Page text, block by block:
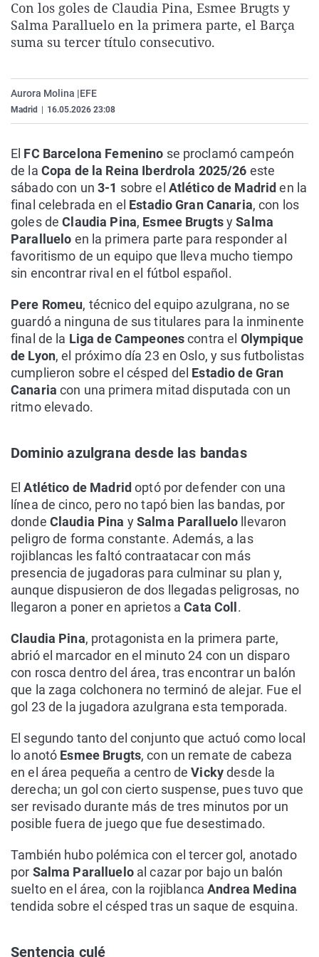
La rosa de los vientos
Gente viajera
Caso
Retornados
Extremadura
Galicia
Virales
Televisión
Con los goles de Claudia Pina, Esmee Brugts y
Salma Paralluelo en la primera parte, el Barça
suma su tercer título consecutivo.
Aurora Molina |EFE
Madrid 16.05.2026 23:08
El FC Barcelona Femenino se proclamó campeón
de la Copa de la Reina Iberdrola 2025/26 este
sábado con un 3-1 sobre el Atlético de Madrid en la
final celebrada en el Estadio Gran Canaria, con los
goles deClaudia Pina, Esmee BrugtsySalma
Paralluelo en la primera parte para responder al
favoritismo de un equipo que lleva mucho tiempo
sin encontrar rival en el fútbol español.
Pere Romeu, técnico del equipo azulgrana, no se
guardó a ninguna de sus titulares para la inminente
final de la Liga de Campeonescontra el Olympique
de Lyon, el próximo día 23 en Oslo, y sus futbolistas
cumplieron sobre el césped del Estadio de Gran
Canaria con una primera mitad disputada con un
ritmo elevado.
Dominio azulgrana desde las bandas
ElAtlético de Madrid optó por defender con una
línea de cinco, pero no tapó bien las bandas, por
donde Claudia Pina ySalma Paralluelo llevaron
peligro de forma constante. Además, a las
rojiblancas les faltó contraatacar con más
presencia de jugadoras para culminar su plan y,
aunque dispusieron de dos llegadas peligrosas, no
llegaron a poner en aprietos aCata Coll .
Claudia Pina, protagonista en la primera parte,
abrió el marcador en el minuto 24 con un disparo
con rosca dentro del área, tras encontrar un balón
que la zaga colchonera no terminó de alejar. Fue el
gol 23 de la jugadora azulgrana esta temporada.
El segundo tanto del conjunto que actuó como local
lo anotó Esmee Brugts, con un remate de cabeza
en el área pequeña a centro deVickydesde la
derecha; un gol con cierto suspense, pues tuvo que
ser revisado durante más de tres minutos por un
posible fuera de juego que fue desestimado.
También hubo polémica con el tercer gol, anotado
por Salma Parallueloal cazar por bajo un balón
suelto en el área, con la rojiblancaAndrea Medina
tendida sobre el césped tras un saque de esquina.
Sentencia culé